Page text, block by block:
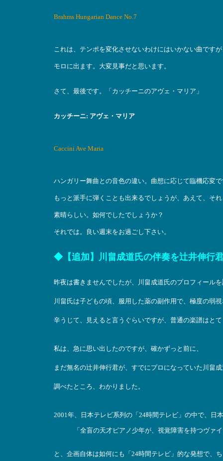
Brahms Hungarian Dance No.7
これは、テンポを変化させないわけにはいかない曲です
モロに出ます。大変見事だと思います。
さて、最後です。「カッチーニのアヴェ・マリア」
カッチーニ: アヴェ・マリア
Caccini Ave Maria
ハンガリー舞曲との音色の違い。曲想に応じて臨機応変
もっと派手に弾くことも出来るでしょうが、あえて、そ
素晴らしい。如何でしたでしょうか？
それでは。良い週末をお過ごし下さい。
◆【追加】川畠成道氏の伴奏を辻井伸行
昨夜は書きませんでしたが、川畠成道氏のプロフィール
川畠氏は子どもの頃、服用した薬の副作用で、極度の弱
辛うじて、見えると言うぐらいですが、普通の楽譜はと
私は、急に思い出したのですが、確かずっと前に、
まだ無名の辻井伸行君が、すでにプロになっていた川畠
調べたところ、わかりました。
2001年、日本テレビ系列の「24時間テレビ」の中で、日
「全盲の天才ピアノ少年が、視覚障害を持つヴァ
と、企画自体は如何にも「24時間テレビ」的な発想で、